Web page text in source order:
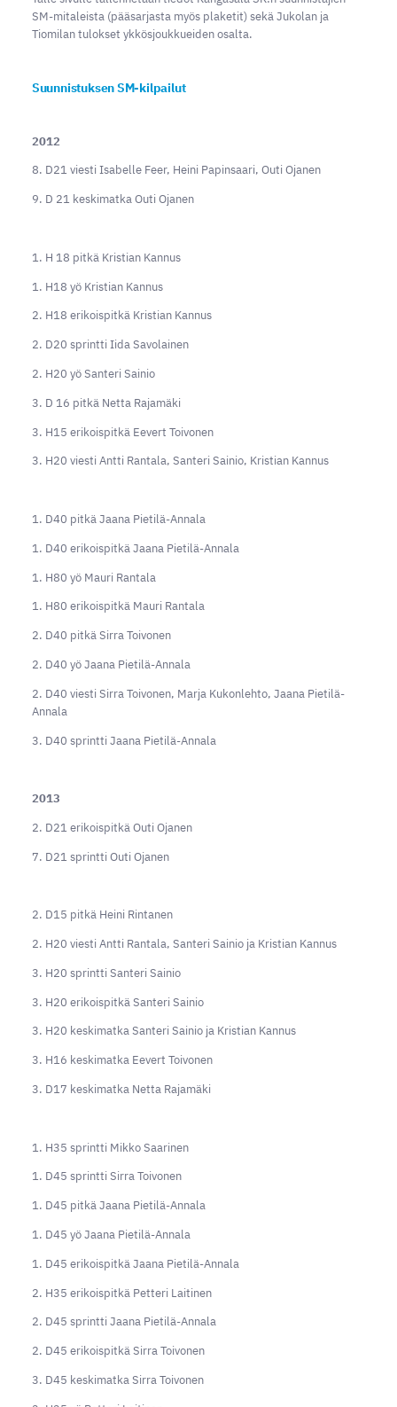
SM-mitaleista (pääsarjasta myös plaketit) sekä Jukolan ja
Tiomilan tulokset ykkösjoukkueiden osalta.
Suunnistuksen SM-kilpailut
2012
8. D21 viesti Isabelle Feer, Heini Papinsaari, Outi Ojanen
9. D 21 keskimatka Outi Ojanen
1. H 18 pitkä Kristian Kannus
1. H18 yö Kristian Kannus
2. H18 erikoispitkä Kristian Kannus
2. D20 sprintti Iida Savolainen
2. H20 yö Santeri Sainio
3. D 16 pitkä Netta Rajamäki
3. H15 erikoispitkä Eevert Toivonen
3. H20 viesti Antti Rantala, Santeri Sainio, Kristian Kannus
1. D40 pitkä Jaana Pietilä-Annala
1. D40 erikoispitkä Jaana Pietilä-Annala
1. H80 yö Mauri Rantala
1. H80 erikoispitkä Mauri Rantala
2. D40 pitkä Sirra Toivonen
2. D40 yö Jaana Pietilä-Annala
2. D40 viesti Sirra Toivonen, Marja Kukonlehto, Jaana Pietilä-
Annala
3. D40 sprintti Jaana Pietilä-Annala
2013
2. D21 erikoispitkä Outi Ojanen
7. D21 sprintti Outi Ojanen
2. D15 pitkä Heini Rintanen
2. H20 viesti Antti Rantala, Santeri Sainio ja Kristian Kannus
3. H20 sprintti Santeri Sainio
3. H20 erikoispitkä Santeri Sainio
3. H20 keskimatka Santeri Sainio ja Kristian Kannus
3. H16 keskimatka Eevert Toivonen
3. D17 keskimatka Netta Rajamäki
1. H35 sprintti Mikko Saarinen
1. D45 sprintti Sirra Toivonen
1. D45 pitkä Jaana Pietilä-Annala
1. D45 yö Jaana Pietilä-Annala
1. D45 erikoispitkä Jaana Pietilä-Annala
2. H35 erikoispitkä Petteri Laitinen
2. D45 sprintti Jaana Pietilä-Annala
2. D45 erikoispitkä Sirra Toivonen
3. D45 keskimatka Sirra Toivonen